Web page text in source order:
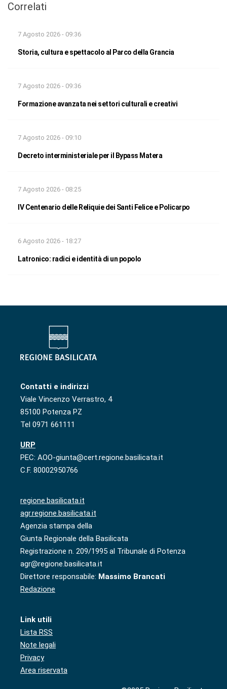
Correlati
7 Agosto 2026 - 09:36
Storia, cultura e spettacolo al Parco della Grancia
7 Agosto 2026 - 09:36
Formazione avanzata nei settori culturali e creativi
7 Agosto 2026 - 09:10
Decreto interministeriale per il Bypass Matera
7 Agosto 2026 - 08:25
IV Centenario delle Reliquie dei Santi Felice e Policarpo
6 Agosto 2026 - 18:27
Latronico: radici e identità di un popolo
Contatti e indirizzi
Viale Vincenzo Verrastro, 4
85100 Potenza PZ
Tel 0971 661111
URP
PEC: AOO-giunta@cert.regione.basilicata.it
C.F. 80002950766
regione.basilicata.it
agr.regione.basilicata.it
Agenzia stampa della
Giunta Regionale della Basilicata
Registrazione n. 209/1995 al Tribunale di Potenza
agr@regione.basilicata.it
Direttore responsabile: Massimo Brancati
Redazione
Link utili
Lista RSS
Note legali
Privacy
Area riservata